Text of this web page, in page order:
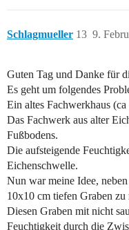
Schlagmueller 9.
13
Guten Tag und Danke für
Es geht um folgendes
Ein altes Fachwerkhaus
Das Fachwerk aus alter
Fußbodens.
Die aufsteigende
Eichenschwelle.
Nun war meine Idee,
10x10 cm tiefen Graben zu
Diesen Graben mit nicht
Feuchtigkeit durch die